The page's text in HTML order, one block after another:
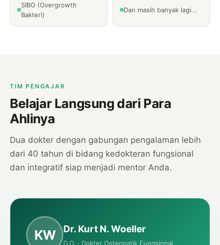
SIBO (Overgrowth
Bakteri)
Dan masih banyak lagi...
TIM PENGAJAR
Belajar Langsung dari Para
Ahlinya
Dua dokter dengan gabungan pengalaman lebih
dari 40 tahun di bidang kedokteran fungsional
dan integratif siap menjadi mentor Anda.
KW Dr. Kurt N. Woeller
D.O. · Dokter Osteopatik Fungsional